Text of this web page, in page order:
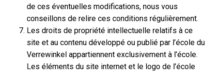
de ces éventuelles modifications, nous vous
conseillons de relire ces conditions régulièrement.
Les droits de propriété intellectuelle relatifs à ce
site et au contenu développé ou publié par l’école du
Verrewinkel appartiennent exclusivement à l’école.
Les éléments du site internet et le logo de l’école